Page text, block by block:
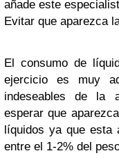
añade este
Evitar que aparezca
El consumo de
ejercicio es muy
indeseables de la
esperar que
líquidos ya que esta
entre el 1-2% del